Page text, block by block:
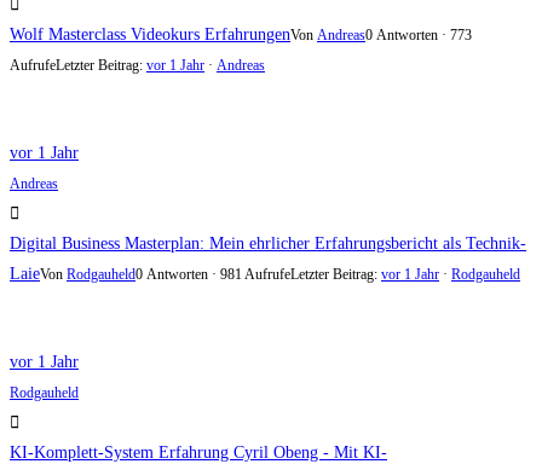
Wolf Masterclass Videokurs ErfahrungenVon Andreas0 Antworten · 773
AufrufeLetzter Beitrag: vor 1 Jahr · Andreas
vor 1 Jahr
Andreas
Digital Business Masterplan: Mein ehrlicher Erfahrungsbericht als Technik-
LaieVon Rodgauheld0 Antworten · 981 AufrufeLetzter Beitrag: vor 1 Jahr · Rodgauheld
vor 1 Jahr
Rodgauheld
KI-Komplett-System Erfahrung Cyril Obeng - Mit KI-